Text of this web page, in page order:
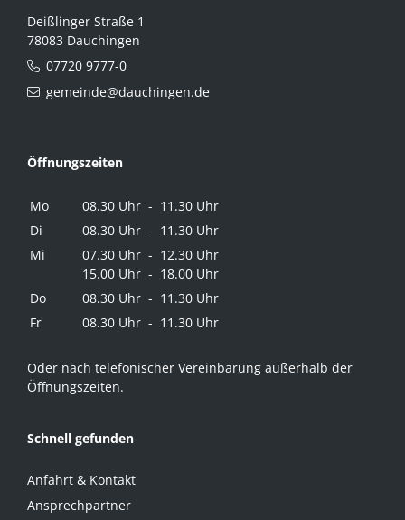
Deißlinger Straße 1
78083 Dauchingen
07720 9777-0
gemeinde@dauchingen.de
Öffnungszeiten
Mo
08.30 Uhr - 11.30 Uhr
Di
08.30 Uhr - 11.30 Uhr
Mi
07.30 Uhr - 12.30 Uhr
15.00 Uhr - 18.00 Uhr
Do
08.30 Uhr - 11.30 Uhr
Fr
08.30 Uhr - 11.30 Uhr
Oder nach telefonischer Vereinbarung außerhalb der
Öffnungszeiten.
Schnell gefunden
Anfahrt & Kontakt
Ansprechpartner